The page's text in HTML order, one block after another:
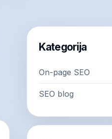
Kategorija
On-page SEO
SEO blog